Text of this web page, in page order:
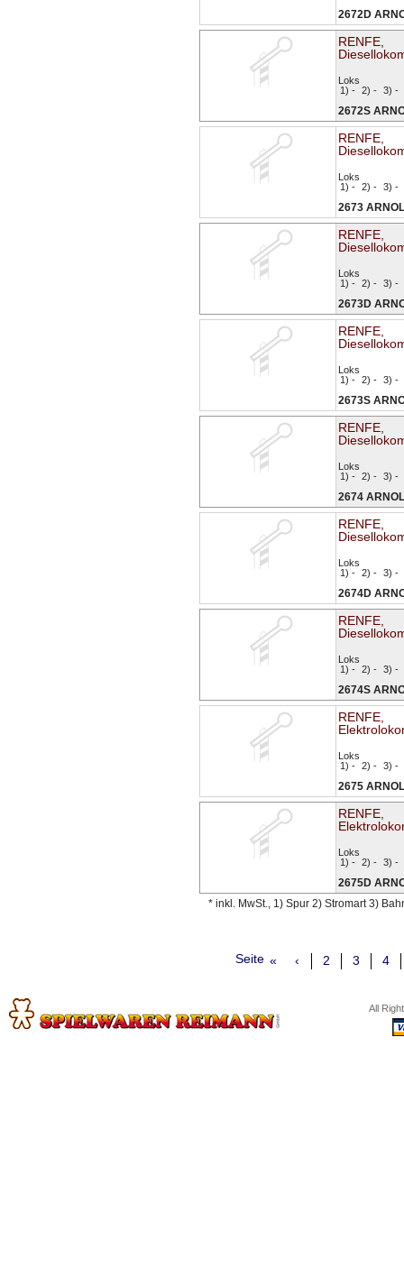
2672D
RENFE,
Loks
1) - 2) - 3) -
2672S
RENFE,
Loks
1) - 2) - 3) -
2673
RENFE,
Loks
1) - 2) - 3) -
2673D
RENFE,
Loks
1) - 2) - 3) -
2673S
RENFE,
Loks
1) - 2) - 3) -
2674
RENFE,
Loks
1) - 2) - 3) -
2674D
RENFE,
Loks
1) - 2) - 3) -
2674S
RENFE,
Loks
1) - 2) - 3) -
2675
RENFE,
Loks
1) - 2) - 3) -
2675D
* inkl. MwSt., 1) Spur 2) Stromart 3)
Seite « ‹ 2 3 4
All